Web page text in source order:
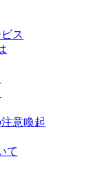
ス
意喚起
て